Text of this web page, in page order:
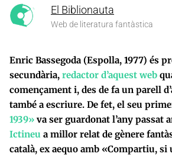
El Biblionauta
Web de literatura fantàstica
Enric Bassegoda (Espolla, 1977) és
secundària, redactor d’aquest web
començament i, des de fa un parell
també a escriure. De fet, el seu
1939» va ser guardonat l’any passat
Ictineu a millor relat de gènere
català, ex aequo amb «Compartiu, si